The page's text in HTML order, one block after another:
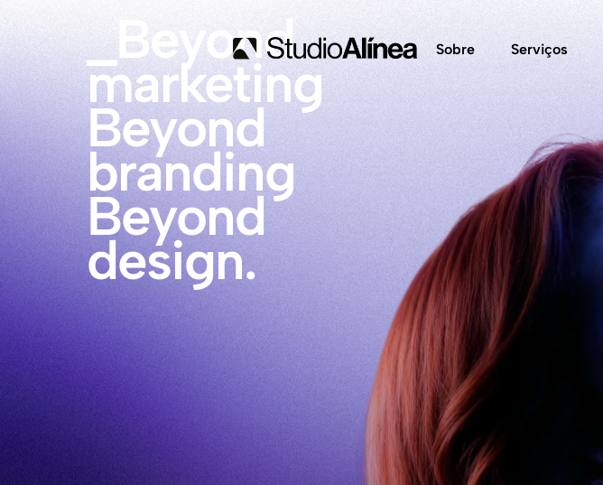
Sobre Serviços
_Beyond
marketing
Beyond
branding
Beyond
design.